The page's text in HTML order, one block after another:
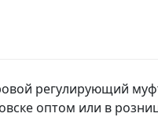
регулирующий
оптом или в